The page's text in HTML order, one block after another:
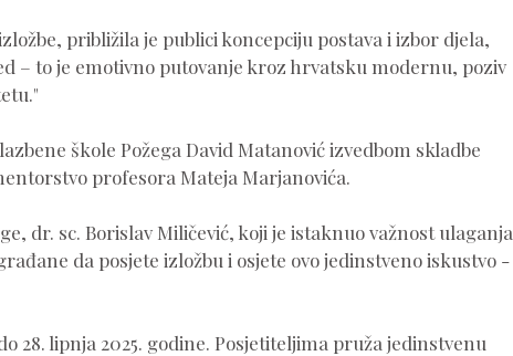
približila je publici koncepciju postava i izbor djela,
– to je emotivno putovanje kroz hrvatsku modernu, poziv
škole Požega David Matanović izvedbom skladbe
profesora Mateja Marjanovića.
dr. sc. Borislav Miličević, koji je istaknuo važnost ulaganja
da posjete izložbu i osjete ovo jedinstveno iskustvo -
28. lipnja 2025. godine. Posjetiteljima pruža jedinstvenu